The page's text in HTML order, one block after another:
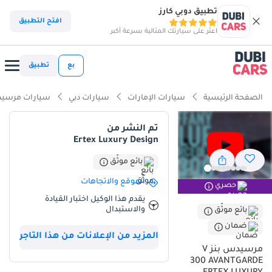
تطبيق دوبي كارز
اعثر على سيارتك المثالية بسرعة أكبر
افتح التطبيق
بع تطبيق
الصفحة الرئيسية سيارات الإمارات سيارات دبي سيارات
حصري
بائع موثّق
ضمان
مرسيدس بنز V
300 AVANTGARDE
تم النشر من
Ertex Luxury Design
بائع موثّق
الموقع والاتجاهات
يقدم هذا الوكيل اختبار القيادة
والاستبدال
المزيد من الإعلانات من هذا التاجر
ذكاء دوبي كارز
ذكاء دوبيكارز
معيار نظام الصوت من الدرجة الأولى
تصنيف السلامة 5 نجوم من NCAP
ملخص
سوق النقل بدول مجلس التعاون الخليجي، حيث تجمع بين راحة رجال
الأعمال وراحة العائلة العملية. وباعتبارها موديلًا حديثًا بمواصفات خليجية،
فهي تتجنب عيوب السيارات المستوردة، إذ صُممت أنظمة التكييف والتبريد